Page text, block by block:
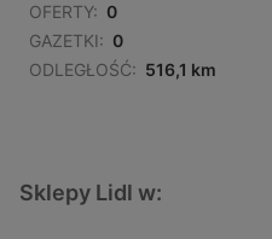
OFERTY: 0
GAZETKI: 0
ODLEGŁOŚĆ: 516,1 km
Sklepy Lidl w: